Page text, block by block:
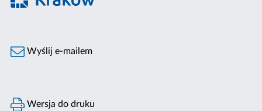
Wyślij e-mailem
Wersja do druku